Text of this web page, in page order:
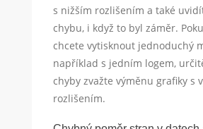
s nižším rozlišením a také
chybu, i když to byl záměr.
chcete vytisknout jednoduchý
například s jedním logem,
chyby zvažte výměnu grafiky s
rozlišením.